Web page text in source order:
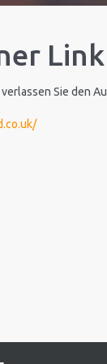
Link
Sie den